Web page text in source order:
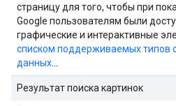
страницу для того, чтобы при
Google пользователям были
графические и интерактивные
списком поддерживаемых типов
данных
Результат поиска картинок